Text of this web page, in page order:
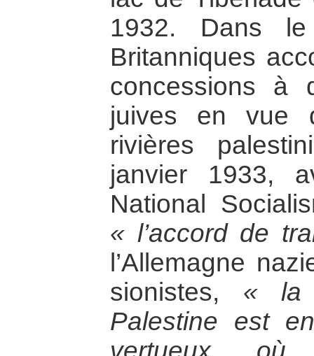
1932. Dans
Britanniques
concessions à
juives en vue
rivières
janvier 1933,
National
« l’accord de
l’Allemagne
sionistes, « la
Palestine est